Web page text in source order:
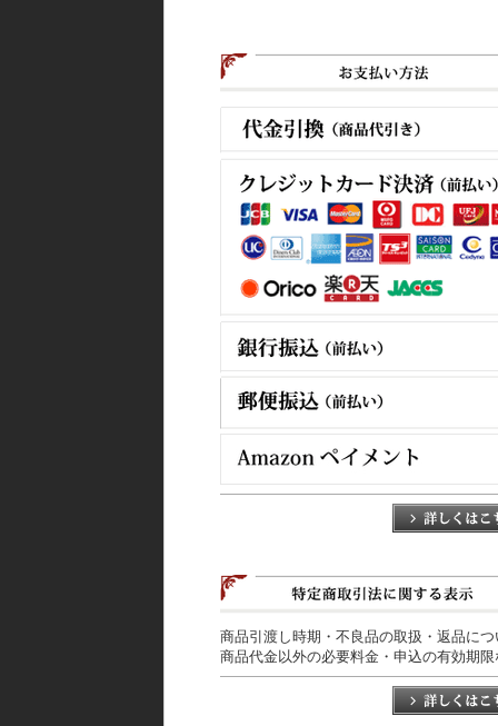
商品引渡し時期・不良品の取扱・返品につ
商品代金以外の必要料金・申込の有効期限